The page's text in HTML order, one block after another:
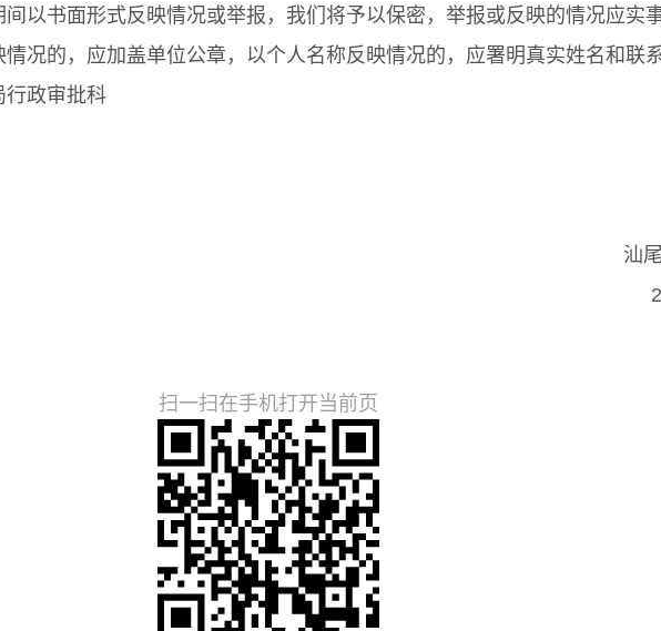
以书面形式反映情况或举报，我们将予以保密，举报或反映的情况应实
况的，应加盖单位公章，以个人名称反映情况的，应署明真实姓名和联
政审批科
房和城乡建
12月16
扫一扫在手机打开当前页